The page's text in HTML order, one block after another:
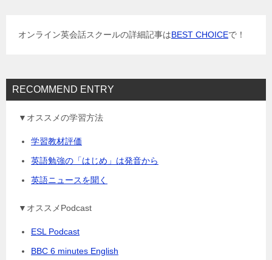
オンライン英会話スクールの詳細記事はBEST CHOICEで！
RECOMMEND ENTRY
▼オススメの学習方法
学習教材評価
英語勉強の「はじめ」は発音から
英語ニュースを聞く
▼オススメPodcast
ESL Podcast
BBC 6 minutes English